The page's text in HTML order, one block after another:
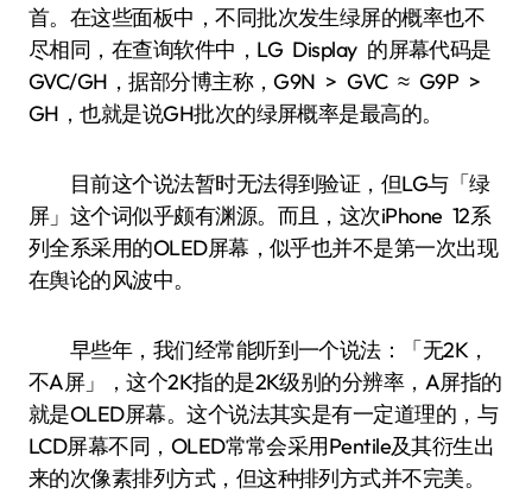
首。在这些面板中，不同批次发生绿屏的概率也不
尽相同，在查询软件中，LG Display 的屏幕代码是
GVC/GH，据部分博主称，G9N > GVC ≈ G9P >
GH，也就是说GH批次的绿屏概率是最高的。
目前这个说法暂时无法得到验证，但LG与「绿
屏」这个词似乎颇有渊源。而且，这次iPhone 12系
列全系采用的OLED屏幕，似乎也并不是第一次出现
在舆论的风波中。
早些年，我们经常能听到一个说法：「无2K，
不A屏」，这个2K指的是2K级别的分辨率，A屏指的
就是OLED屏幕。这个说法其实是有一定道理的，与
LCD屏幕不同，OLED常常会采用Pentile及其衍生出
来的次像素排列方式，但这种排列方式并不完美。